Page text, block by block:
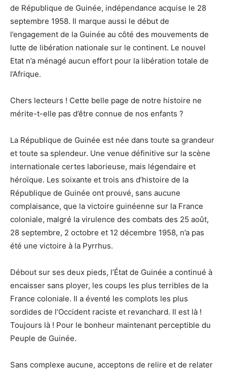
de République de Guinée, indépendance acquise le 28
septembre 1958. Il marque aussi le début de
l’engagement de la Guinée au côté des mouvements de
lutte de libération nationale sur le continent. Le nouvel
Etat n’a ménagé aucun effort pour la libération totale de
l’Afrique.
Chers lecteurs ! Cette belle page de notre histoire ne
mérite-t-elle pas d’être connue de nos enfants ?
La République de Guinée est née dans toute sa grandeur
et toute sa splendeur. Une venue définitive sur la scène
internationale certes laborieuse, mais légendaire et
héroïque. Les soixante et trois ans d’histoire de la
République de Guinée ont prouvé, sans aucune
complaisance, que la victoire guinéenne sur la France
coloniale, malgré la virulence des combats des 25 août,
28 septembre, 2 octobre et 12 décembre 1958, n’a pas
été une victoire à la Pyrrhus.
Débout sur ses deux pieds, l’État de Guinée a continué à
encaisser sans ployer, les coups les plus terribles de la
France coloniale. Il a éventé les complots les plus
sordides de l’Occident raciste et revanchard. Il est là !
Toujours là ! Pour le bonheur maintenant perceptible du
Peuple de Guinée.
Sans complexe aucune, acceptons de relire et de relater